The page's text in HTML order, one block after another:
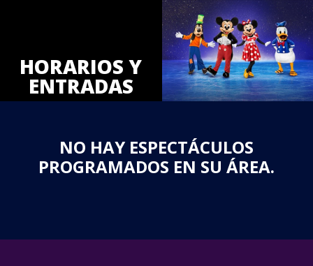
HORARIOS Y
ENTRADAS
NO HAY ESPECTÁCULOS
PROGRAMADOS EN SU ÁREA.